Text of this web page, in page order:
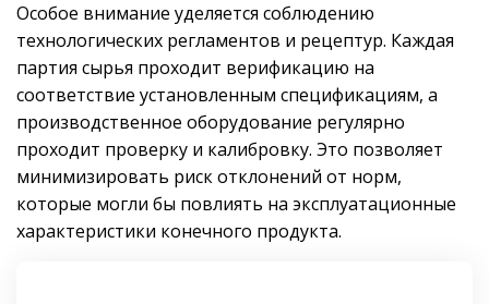
Особое внимание уделяется соблюдению
технологических регламентов и рецептур. Каждая
партия сырья проходит верификацию на
соответствие установленным спецификациям, а
производственное оборудование регулярно
проходит проверку и калибровку. Это позволяет
минимизировать риск отклонений от норм,
которые могли бы повлиять на эксплуатационные
характеристики конечного продукта.